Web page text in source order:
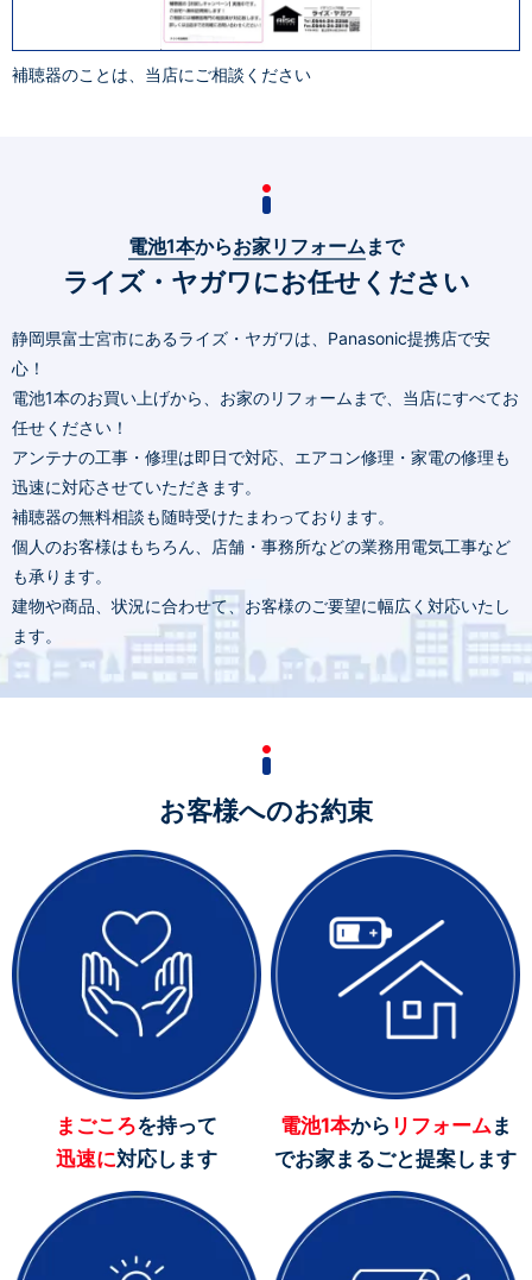
補聴器のことは、当店にご相談ください
電池1本からお家リフォーム まで
ライズ・ヤガワにお任せください
静岡県富士宮市にあるライズ・ヤガワは、Panasonic提携店で安
心！
電池1本のお買い上げから、お家のリフォームまで、当店にすべてお
任せください！
アンテナの工事・修理は即日で対応、エアコン修理・家電の修理も
迅速に対応させていただきます。
補聴器の無料相談も随時受けたまわっております。
個人のお客様はもちろん、店舗・事務所などの業務用電気工事など
も承ります。
建物や商品、状況に合わせて、お客様のご要望に幅広く対応いたし
ます。
お客様へのお約束
まごころを持って
迅速に対応します
電池1本から リフォームま
でお家まるごと提案します